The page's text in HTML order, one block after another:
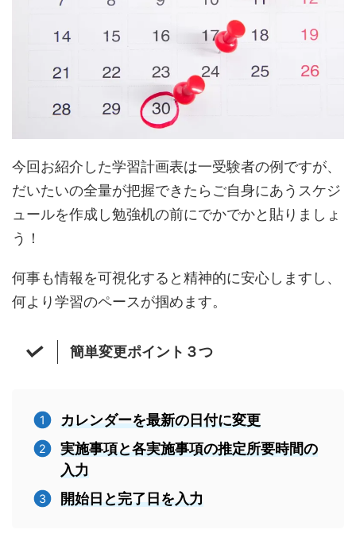
今回お紹介した学習計画表は一受験者の例ですが、
だいたいの全量が把握できたらご自身にあうスケジ
ュールを作成し勉強机の前にでかでかと貼りましょ
う！
何事も情報を可視化すると精神的に安心しますし、
何より学習のペースが掴めます。
簡単変更ポイント３つ
カレンダーを最新の日付に変更
実施事項と各実施事項の推定所要時間の
入力
開始日と完了日を入力